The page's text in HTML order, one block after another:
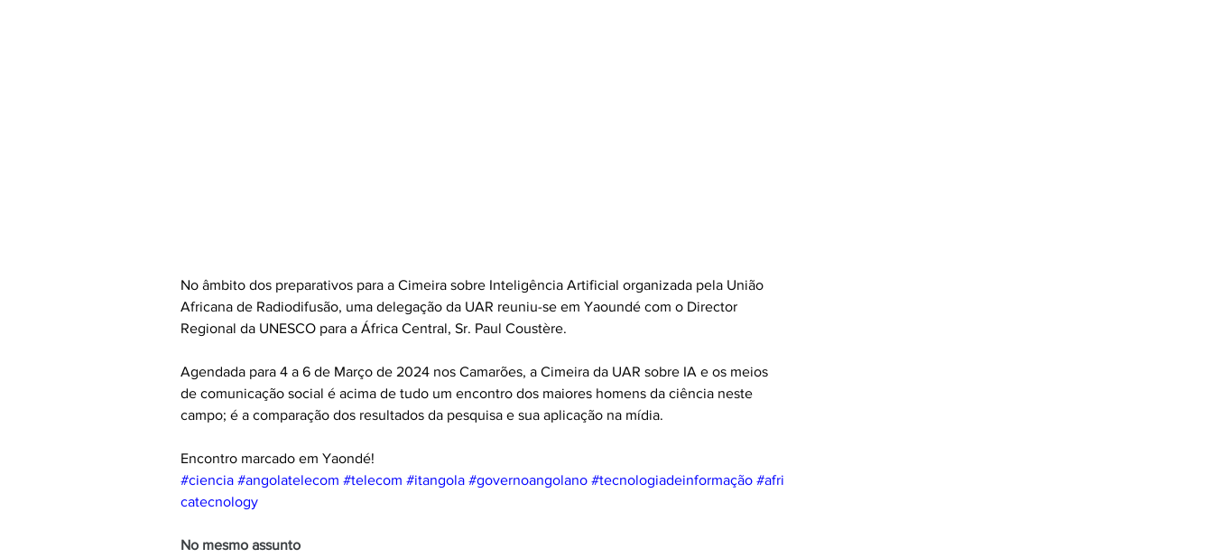
No âmbito dos preparativos para a Cimeira sobre Inteligência Artificial organizada pela União
Africana de Radiodifusão, uma delegação da UAR reuniu-se em Yaoundé com o Director
Regional da UNESCO para a África Central, Sr. Paul Coustère.
Agendada para 4 a 6 de Março de 2024 nos Camarões, a Cimeira da UAR sobre IA e os meios
de comunicação social é acima de tudo um encontro dos maiores homens da ciência neste
campo; é a comparação dos resultados da pesquisa e sua aplicação na mídia.
Encontro marcado em Yaondé!
#ciencia #angolatelecom #telecom #itangola #governoangolano #tecnologiadeinformação #afri
catecnology
No mesmo assunto